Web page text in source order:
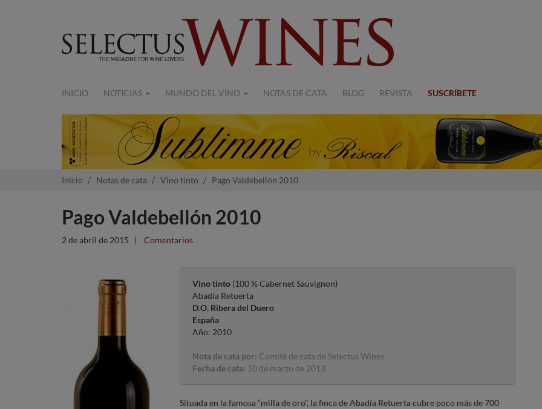
INICIO NOTICIAS MUNDO DEL VINO NOTAS DE CATA BLOG REVISTA SUSCRÍBETE
Inicio Notas de cata Vino tinto Pago Valdebellón 2010
Pago Valdebellón 2010
2 de abril de 2015 | Comentarios
Vino tinto (100 % Cabernet Sauvignon)
Abadía Retuerta
D.O. Ribera del Duero
España
Año: 2010
Nota de cata por: Comité de cata de Selectus Wines
Fecha de cata: 10 de marzo de 2013
Situada en la famosa “milla de oro”, la finca de Abadía Retuerta cubre poco más de 700